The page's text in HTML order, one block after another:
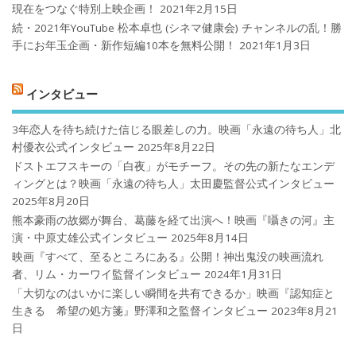
現在をつなぐ特別上映企画！
2021年2月15日
続・2021年YouTube 松本卓也 (シネマ健康会) チャンネルの乱！勝
手にお年玉企画・新作短編10本を無料公開！
2021年1月3日
インタビュー
3年恋人を待ち続けた信じる眼差しの力。映画「永遠の待ち人」北
村優衣公式インタビュー 2025年8月22日
ドストエフスキーの「白夜」がモチーフ。その先の新たなエンデ
ィングとは？映画「永遠の待ち人」太田慶監督公式インタビュー
2025年8月20日
熊本豪雨の故郷が舞台、葛藤を経て出演へ！映画『囁きの河』主
演・中原丈雄公式インタビュー 2025年8月14日
映画『すべて、至るところにある』公開！神出鬼没の映画流れ
者、リム・カーワイ監督インタビュー 2024年1月31日
「大切なのはいかに楽しい瞬間を共有できるか」映画『認知症と
生きる 希望の処方箋』野澤和之監督インタビュー 2023年8月21
日